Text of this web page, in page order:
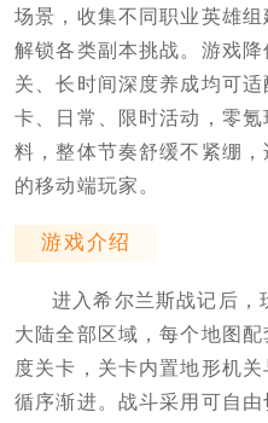
场景，收集不同职业英雄
解锁各类副本挑战。游戏
关、长时间深度养成均可
卡、日常、限时活动，零
料，整体节奏舒缓不紧绷
的移动端玩家。
游戏介绍
进入希尔兰斯战记后，
大陆全部区域，每个地图
度关卡，关卡内置地形机
循序渐进。战斗采用可自